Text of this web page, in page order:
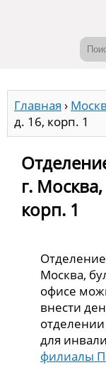
Главная ›
д. 16, корп. 1
г.
корп. 1
Отделение
Москва,
офисе
внести
для
филиалы